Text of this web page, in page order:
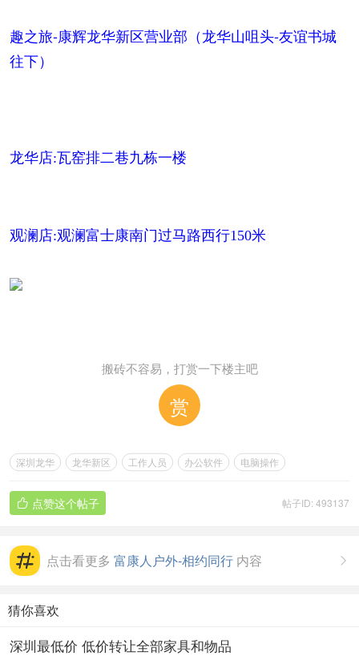
趣之旅-康辉龙华新区营业部（龙华山咀头-友谊书城
往下）
龙华店:瓦窑排二巷九栋一楼
观澜店:观澜富士康南门过马路西行150米
搬砖不容易，打赏一下楼主吧
赏
深圳龙华 龙华新区 工作人员 办公软件 电脑操作
帖子ID: 493137
 点赞这个帖子

点击看更多 富康人户外-相约同行 内容
猜你喜欢
深圳最低价 低价转让全部家具和物品